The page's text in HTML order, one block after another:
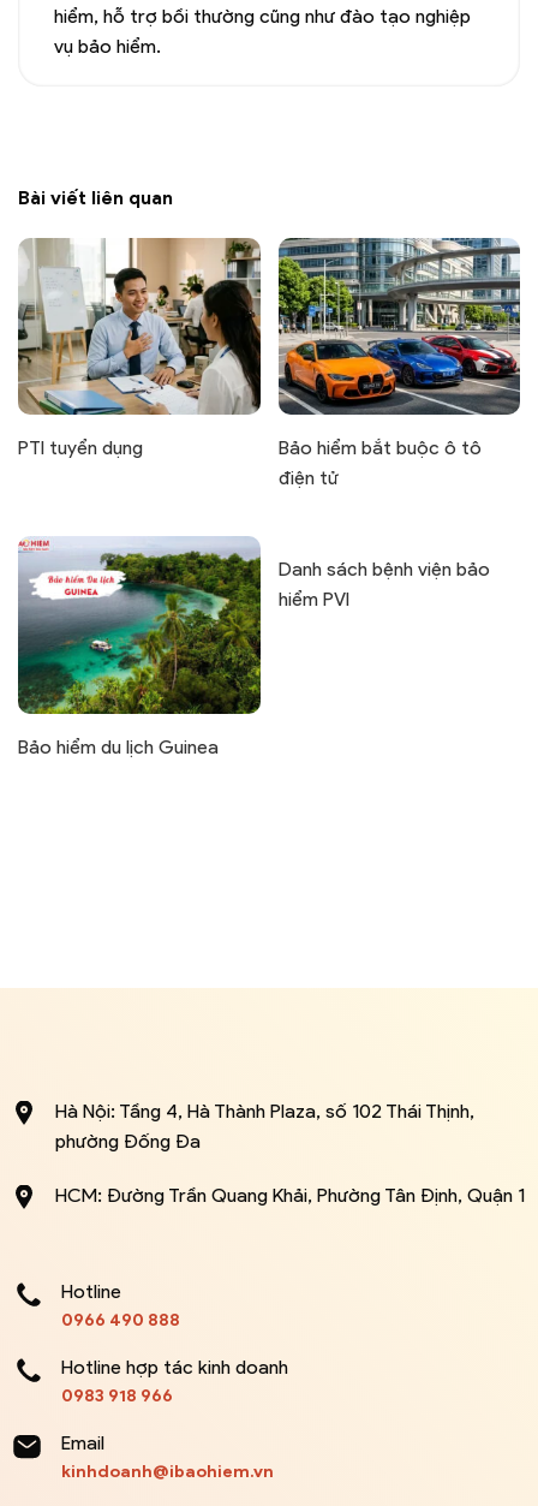
hiểm, hỗ trợ bồi thường cũng như đào tạo nghiệp
vụ bảo hiểm.
Bài viết liên quan
PTI tuyển dụng
Bảo hiểm bắt buộc ô tô
điện tử
Bảo hiểm du lịch Guinea
Danh sách bệnh viện bảo
hiểm PVI
Hà Nội: Tầng 4, Hà Thành Plaza, số 102 Thái Thịnh,
phường Đống Đa
HCM: Đường Trần Quang Khải, Phường Tân Định, Quận 1
Hotline
0966 490 888
Hotline hợp tác kinh doanh
0983 918 966
Email
kinhdoanh@ibaohiem.vn